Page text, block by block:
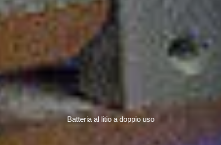
Batteria al litio a doppio uso